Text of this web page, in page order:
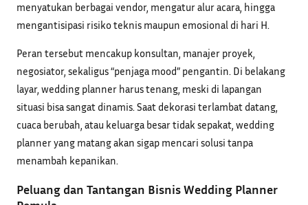
menyatukan berbagai vendor, mengatur alur acara, hingga
mengantisipasi risiko teknis maupun emosional di hari H.
Peran tersebut mencakup konsultan, manajer proyek,
negosiator, sekaligus “penjaga mood” pengantin. Di belakang
layar, wedding planner harus tenang, meski di lapangan
situasi bisa sangat dinamis. Saat dekorasi terlambat datang,
cuaca berubah, atau keluarga besar tidak sepakat, wedding
planner yang matang akan sigap mencari solusi tanpa
menambah kepanikan.
Peluang dan Tantangan Bisnis Wedding Planner